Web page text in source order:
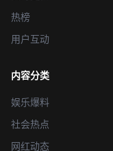
热榜
用户互动
内容分类
娱乐爆料
社会热点
网红动态